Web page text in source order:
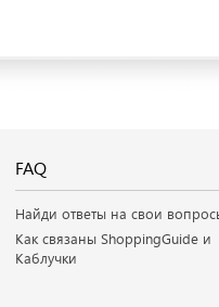
FAQ
Найди ответы на свои
Как связаны ShoppingGuide и
Каблучки